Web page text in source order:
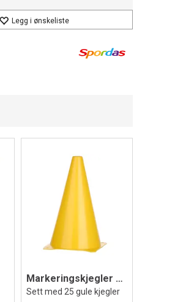
Legg i ønskeliste
Markeringskjegler 25 stk | 38 cm
Sett med 25 gule kjegler